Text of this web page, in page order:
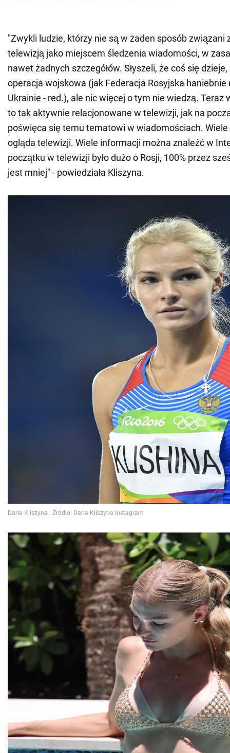
"Zwykli ludzie, którzy nie są w żaden sposób związani
telewizją jako miejscem śledzenia wiadomości, w
nawet żadnych szczegółów. Słyszeli, że coś się
operacja wojskowa (jak Federacja Rosyjska
Ukrainie - red.), ale nic więcej o tym nie wiedzą. Teraz
to tak aktywnie relacjonowane w telewizji, jak na
poświęca się temu tematowi w wiadomościach.
ogląda telewizji. Wiele informacji można znaleźć w
początku w telewizji było dużo o Rosji, 100% przez
jest mniej" - powiedziała Kliszyna.